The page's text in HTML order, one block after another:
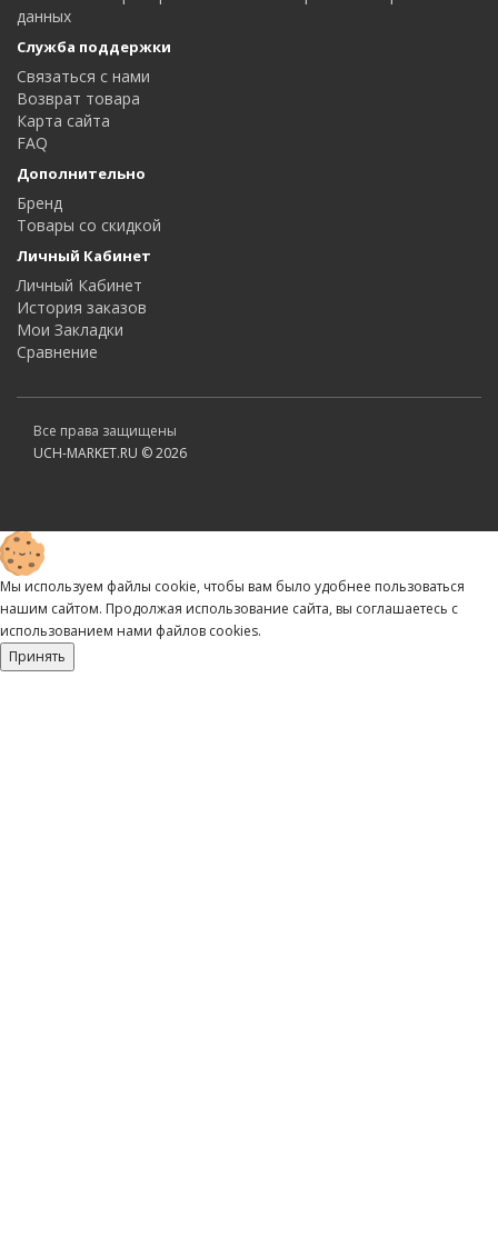
данных
Служба поддержки
Связаться с нами
Возврат товара
Карта сайта
FAQ
Дополнительно
Бренд
Товары со скидкой
Личный Кабинет
Личный Кабинет
История заказов
Мои Закладки
Сравнение
Все права защищены
UCH-MARKET.RU © 2026
Мы используем файлы cookie, чтобы вам было удобнее пользоваться
нашим сайтом. Продолжая использование сайта, вы соглашаетесь c
использованием нами файлов cookies.
Принять